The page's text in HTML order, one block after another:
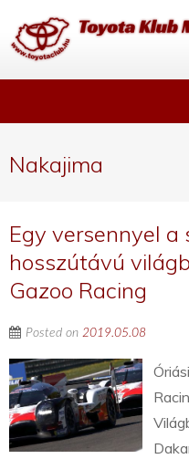
Nakajima
Egy versennyel a
hosszútávú
Gazoo Racing
Posted on 2019.05.08